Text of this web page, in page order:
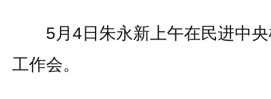
5月4日朱永新上午在民进中央
工作会。